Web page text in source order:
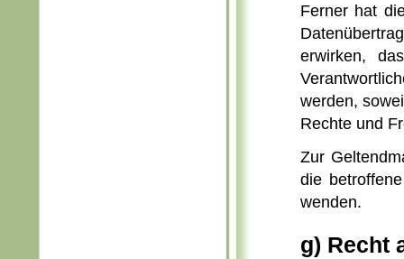
Ferner hat
erwirken,
werden,
Rechte und
Zur
die
wenden.
g) Recht